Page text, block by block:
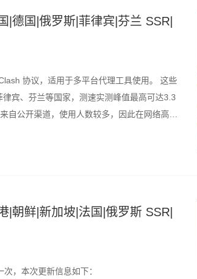
|德国|俄罗斯|菲律宾|芬兰 SSR|
协议，适用于多平台代理工具使用。 这些
宾、芬兰等国家，测速实测峰值最高可达3.3
自公开渠道，使用人数较多，因此在网络高峰
|朝鲜|新加坡|法国|俄罗斯 SSR|
，本次更新信息如下：